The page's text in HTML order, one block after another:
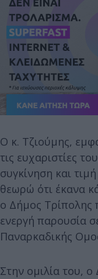
Ο κ. Τζιούμης,
τις ευχαριστίες
συγκίνηση και
θεωρώ ότι έκανα
ο Δήμος Τρίπολης
ενεργή παρουσία
Παναρκαδικής
Στην ομιλία του,